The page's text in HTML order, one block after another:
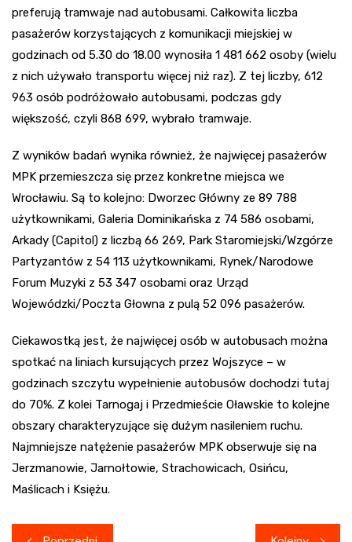
preferują tramwaje nad autobusami. Całkowita liczba
pasażerów korzystających z komunikacji miejskiej w
godzinach od 5.30 do 18.00 wynosiła 1 481 662 osoby (wielu
z nich używało transportu więcej niż raz). Z tej liczby, 612
963 osób podróżowało autobusami, podczas gdy
większość, czyli 868 699, wybrało tramwaje.
Z wyników badań wynika również, że najwięcej pasażerów
MPK przemieszcza się przez konkretne miejsca we
Wrocławiu. Są to kolejno: Dworzec Główny ze 89 788
użytkownikami, Galeria Dominikańska z 74 586 osobami,
Arkady (Capitol) z liczbą 66 269, Park Staromiejski/Wzgórze
Partyzantów z 54 113 użytkownikami, Rynek/Narodowe
Forum Muzyki z 53 347 osobami oraz Urząd
Wojewódzki/Poczta Głowna z pulą 52 096 pasażerów.
Ciekawostką jest, że najwięcej osób w autobusach można
spotkać na liniach kursujących przez Wojszyce – w
godzinach szczytu wypełnienie autobusów dochodzi tutaj
do 70%. Z kolei Tarnogaj i Przedmieście Oławskie to kolejne
obszary charakteryzujące się dużym nasileniem ruchu.
Najmniejsze natężenie pasażerów MPK obserwuje się na
Jerzmanowie, Jarnołtowie, Strachowicach, Osińcu,
Maślicach i Księżu.